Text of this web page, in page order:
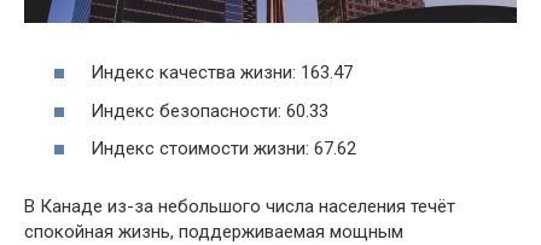
Индекс качества жизни: 163.47
Индекс безопасности: 60.33
Индекс стоимости жизни: 67.62
В Канаде из-за небольшого числа населения течёт
спокойная жизнь, поддерживаемая мощным